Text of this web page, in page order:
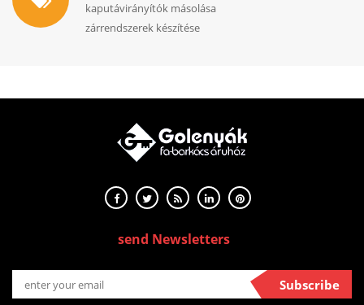
kaputávirányítók másolása
zárrendszerek készítése
send Newsletters
Subscribe